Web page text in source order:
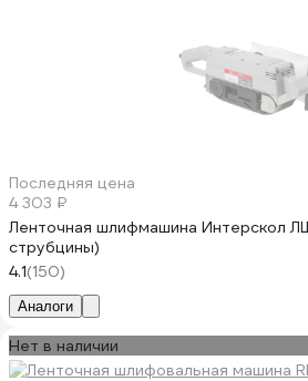
Последняя цена
4 303 ₽
Ленточная шлифмашина Интерскол
струбцины)
4.1(150)
Аналоги
Нет в наличии